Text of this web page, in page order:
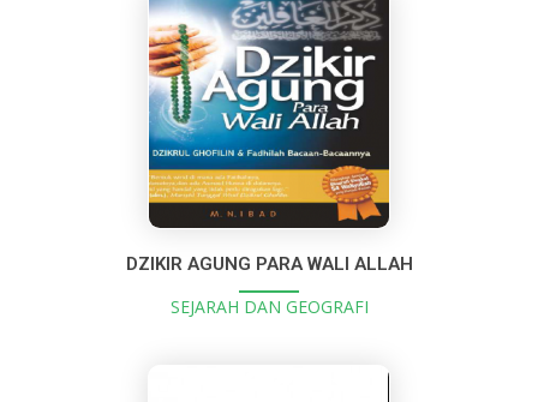
DZIKIR AGUNG PARA WALI ALLAH
SEJARAH DAN GEOGRAFI